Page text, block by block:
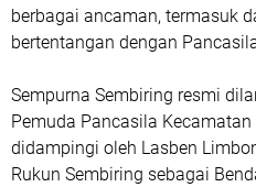
berbagai ancaman, termasuk
bertentangan dengan
Sempurna Sembiring resmi
Pemuda Pancasila
didampingi oleh Lasben
Rukun Sembiring sebagai